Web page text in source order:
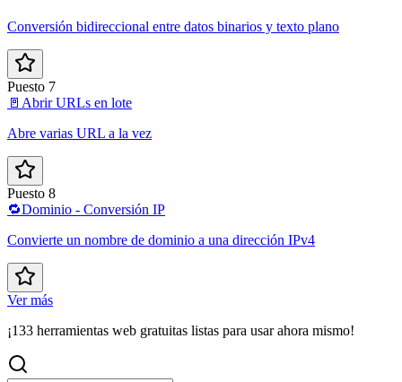
Conversión bidireccional entre datos binarios y texto plano
Puesto 7
🚪 Abrir URLs en lote
Abre varias URL a la vez
Puesto 8
🔁Dominio - Conversión IP
Convierte un nombre de dominio a una dirección IPv4
Ver más
¡133 herramientas web gratuitas listas para usar ahora mismo!